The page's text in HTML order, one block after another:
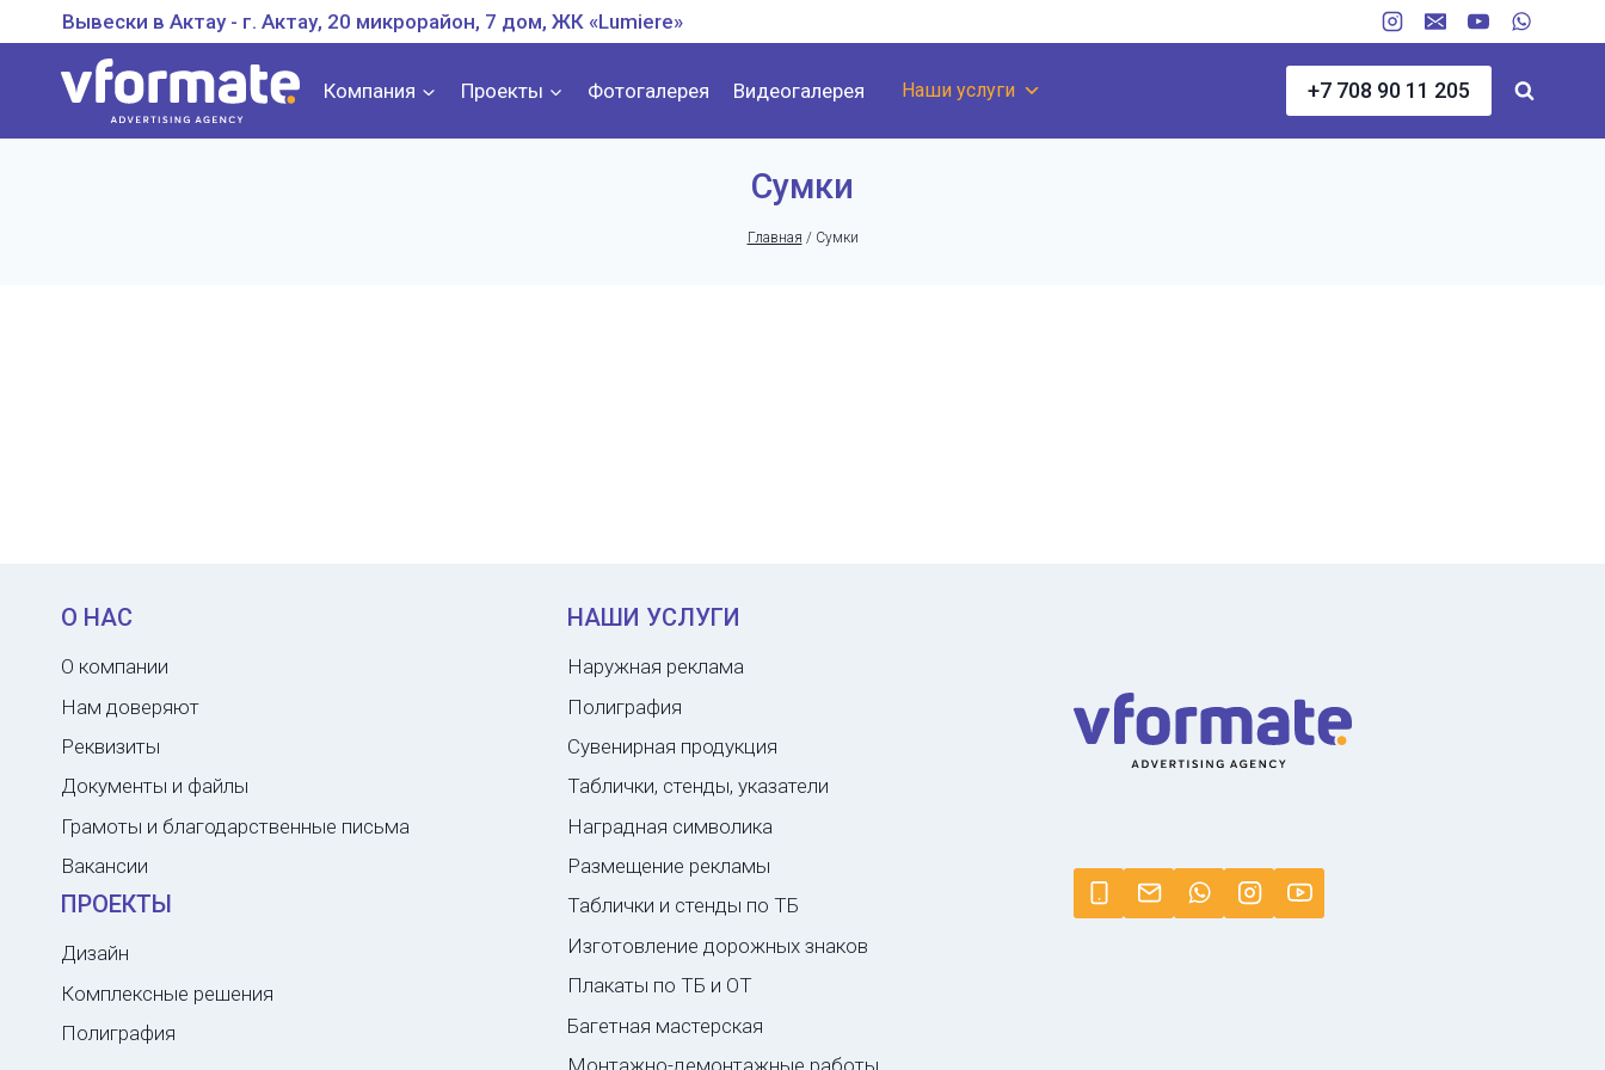
Перейти
к
содержанию
Вывески в Актау - г. Актау, 20 микрорайон, 7 дом, ЖК «Lumiere»
Компания Проекты Фотогалерея Видеогалерея Наши услуги +7 708 90 11 205
Сумки
Главная / Сумки
О НАС
О компании
Нам доверяют
Реквизиты
Документы и файлы
Грамоты и благодарственные письма
Вакансии
ПРОЕКТЫ
Дизайн
Комплексные решения
Полиграфия
НАШИ УСЛУГИ
Наружная реклама
Полиграфия
Сувенирная продукция
Таблички, стенды, указатели
Наградная символика
Размещение рекламы
Таблички и стенды по ТБ
Изготовление дорожных знаков
Плакаты по ТБ и ОТ
Багетная мастерская
Монтажно-демонтажные работы